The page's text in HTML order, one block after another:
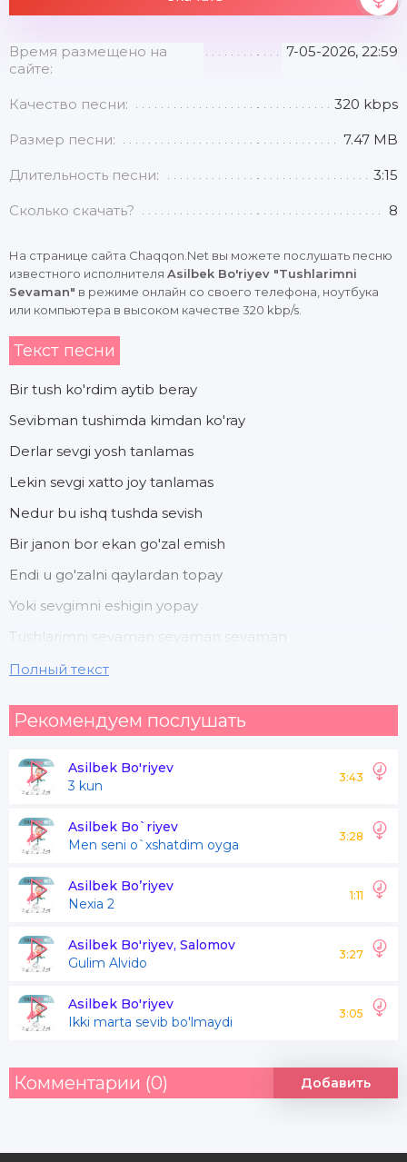
Время размещено на
сайте:
7-05-2026, 22:59
Качество песни: 320 kbps
Размер песни: 7.47 MB
Длительность песни: 3:15
Сколько скачать? 8
На странице сайта Chaqqon.Net вы можете послушать песню
известного исполнителя Asilbek Bo'riyev "Tushlarimni
Sevaman" в режиме онлайн со своего телефона, ноутбука
или компьютера в высоком качестве 320 kbp/s.
Текст песни
Bir tush ko'rdim aytib beray
Sevibman tushimda kimdan ko'ray
Derlar sevgi yosh tanlamas
Lekin sevgi xatto joy tanlamas
Nedur bu ishq tushda sevish
Bir janon bor ekan go'zal emish
Endi u go'zalni qaylardan topay
Yoki sevgimni eshigin yopay
Tushlarimni sevaman sevaman sevaman
Chunki uni tushlarimda ko;raman ko'raman
Yana ko'ray deb hayol suraman
Tushlarimni sevaman sevaman sevaman
Chunki uni tushlarimda ko;raman ko'raman
Yodimda qoldi uning yuzlari yuzlari
Yana ko'ray deb hayol suraman
Полный текст
Рекомендуем послушать
Asilbek Bo'riyev
3 kun
3:43
Asilbek Bo`riyev
Men seni o`xshatdim oyga
3:28
Asilbek Bo’riyev
Nexia 2
1:11
Asilbek Bo'riyev, Salomov
Gulim Alvido
3:27
Asilbek Bo'riyev
Ikki marta sevib bo'lmaydi
3:05
Комментарии (0) Добавить